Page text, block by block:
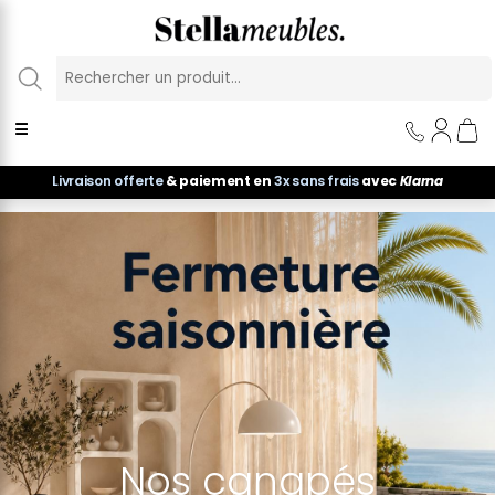
☰
Livraison offerte& paiement en3x sans fraisavecKlarna
Nos canapés
Panneau de gestion des cookies